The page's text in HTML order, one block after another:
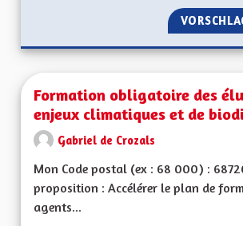
Formation obligatoire des
enjeux climatiques et de
Gabriel de Crozals
Mon Code postal (ex : 68 000) :
proposition : Accélérer le plan de
agents...